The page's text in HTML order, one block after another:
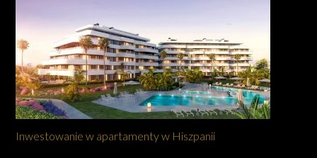
Inwestowanie w apartamenty w Hiszpanii